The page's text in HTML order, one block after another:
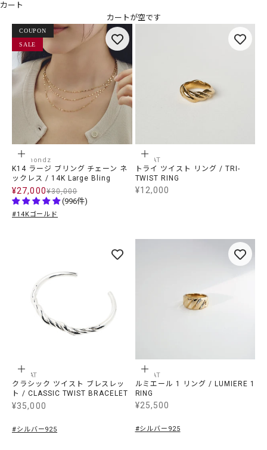
カート
カートが空です
COUPON
SALE
オプションを選択
weamondz
K14 ラージ ブリング チェーン ネ
ックレス / 14K Large Bling
Chain Necklace
SALE価格
¥27,000通常価格
¥30,000
(996件)
#14Kゴールド
オプションを選択
LECLAT
トライ ツイスト リング / TRI-
TWIST RING
SALE価格
¥12,000
オプションを選択
LECLAT
クラシック ツイスト ブレスレッ
ト / CLASSIC TWIST BRACELET
GOLD/SILVER
SALE価格
¥35,000
#シルバー925
オプションを選択
LECLAT
ルミエール 1 リング / LUMIERE 1
RING
SALE価格
¥25,500
#シルバー925